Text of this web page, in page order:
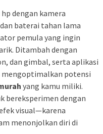
dengan kamera
baterai tahan lama
pemula yang ingin
Ditambah dengan
dan gimbal, serta aplikasi
mengoptimalkan potensi
yang kamu miliki.
bereksperimen dengan
visual—karena
menonjolkan diri di